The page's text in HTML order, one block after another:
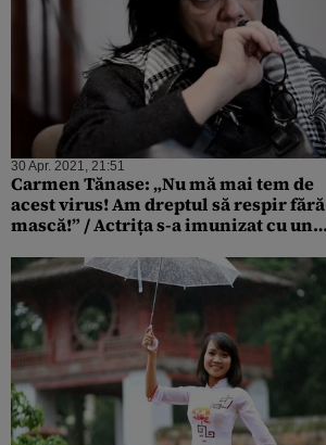
30 Apr. 2021, 21:51
Carmen Tănase: „Nu mă mai tem de
acest virus! Am dreptul să respir fără
mască!” / Actrița s-a imunizat cu un